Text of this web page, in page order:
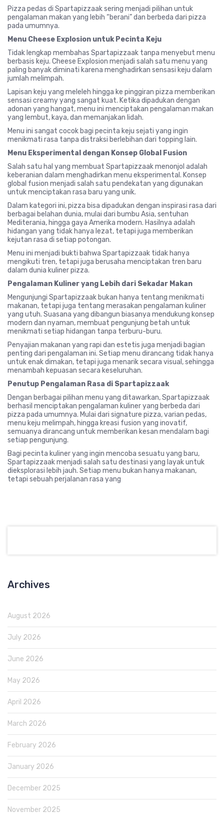
Pizza pedas di Spartapizzaak sering menjadi pilihan untuk
pengalaman makan yang lebih “berani” dan berbeda dari pizza
pada umumnya.
Menu Cheese Explosion untuk Pecinta Keju
Tidak lengkap membahas Spartapizzaak tanpa menyebut menu
berbasis keju. Cheese Explosion menjadi salah satu menu yang
paling banyak diminati karena menghadirkan sensasi keju dalam
jumlah melimpah.
Lapisan keju yang meleleh hingga ke pinggiran pizza memberikan
sensasi creamy yang sangat kuat. Ketika dipadukan dengan
adonan yang hangat, menu ini menciptakan pengalaman makan
yang lembut, kaya, dan memanjakan lidah.
Menu ini sangat cocok bagi pecinta keju sejati yang ingin
menikmati rasa tanpa distraksi berlebihan dari topping lain.
Menu Eksperimental dengan Konsep Global Fusion
Salah satu hal yang membuat Spartapizzaak menonjol adalah
keberanian dalam menghadirkan menu eksperimental. Konsep
global fusion menjadi salah satu pendekatan yang digunakan
untuk menciptakan rasa baru yang unik.
Dalam kategori ini, pizza bisa dipadukan dengan inspirasi rasa dari
berbagai belahan dunia, mulai dari bumbu Asia, sentuhan
Mediterania, hingga gaya Amerika modern. Hasilnya adalah
hidangan yang tidak hanya lezat, tetapi juga memberikan
kejutan rasa di setiap potongan.
Menu ini menjadi bukti bahwa Spartapizzaak tidak hanya
mengikuti tren, tetapi juga berusaha menciptakan tren baru
dalam dunia kuliner pizza.
Pengalaman Kuliner yang Lebih dari Sekadar Makan
Mengunjungi Spartapizzaak bukan hanya tentang menikmati
makanan, tetapi juga tentang merasakan pengalaman kuliner
yang utuh. Suasana yang dibangun biasanya mendukung konsep
modern dan nyaman, membuat pengunjung betah untuk
menikmati setiap hidangan tanpa terburu-buru.
Penyajian makanan yang rapi dan estetis juga menjadi bagian
penting dari pengalaman ini. Setiap menu dirancang tidak hanya
untuk enak dimakan, tetapi juga menarik secara visual, sehingga
menambah kepuasan secara keseluruhan.
Penutup Pengalaman Rasa di Spartapizzaak
Dengan berbagai pilihan menu yang ditawarkan, Spartapizzaak
berhasil menciptakan pengalaman kuliner yang berbeda dari
pizza pada umumnya. Mulai dari signature pizza, varian pedas,
menu keju melimpah, hingga kreasi fusion yang inovatif,
semuanya dirancang untuk memberikan kesan mendalam bagi
setiap pengunjung.
Bagi pecinta kuliner yang ingin mencoba sesuatu yang baru,
Spartapizzaak menjadi salah satu destinasi yang layak untuk
dieksplorasi lebih jauh. Setiap menu bukan hanya makanan,
tetapi sebuah perjalanan rasa yang
Archives
August 2026
July 2026
June 2026
May 2026
April 2026
March 2026
February 2026
January 2026
December 2025
November 2025